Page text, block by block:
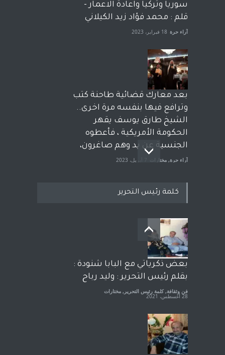
سوريا وتركيا واعادة الاعمار -
قلم : محمد فؤاد زيد الكيلاني
آراء حرة 18 فبراير، 2023
بعد معارك قضائية طاحنة كتب
وترافع فيها بنفسه مرة اخرى..
الشيخ طارق يوسف يقهر
الحكومة الأمريكية ، فأعطوه
الجنسية عن يد وهم صاغرون،
آراء حرة, مختارات
معاناة زلزال سوريّة تفضح:
زيف ديمقراطية الغرب! قلم :
رشاد أبو شاورآراء حرة ..
آراء حرة 18 فبراير، 2023
كلمة رئيس التحرير
بعض ذكرياتي مع البابا شنودة :
بقلم رئيس التحرير : وليد رباح
فن وثقافة, كلمة رئيس التحرير , مختارات
28 أغسطس، 2021